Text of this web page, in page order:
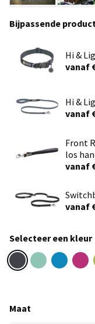
Bijpassende
Hi &
vanaf
Hi &
vanaf
Front
los
vanaf
vanaf
Selecteer een kleur
Maat